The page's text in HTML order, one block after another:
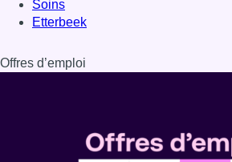
Soins
Etterbeek
Offres d’emploi